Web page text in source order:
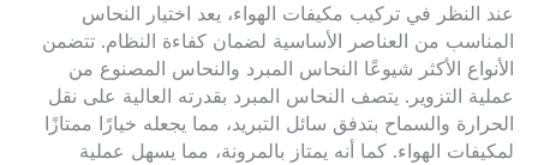
عند النظر في تركيب مكيفات الهواء، يعد اختيار النحاس
المناسب من العناصر الأساسية لضمان كفاءة النظام. تتضمن
الأنواع الأكثر شيوعًا النحاس المبرد والنحاس المصنوع من
عملية التزوير. يتصف النحاس المبرد بقدرته العالية على نقل
الحرارة والسماح بتدفق سائل التبريد، مما يجعله خيارًا ممتازًا
لمكيفات الهواء. كما أنه يمتاز بالمرونة، مما يسهل عملية